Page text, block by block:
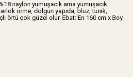
naylon yumuşacık ama yumuşacık
örme, dolgun yapıda, bluz, tünik,
örtü çok güzel olur. Ebat: En 160 cm x Boy